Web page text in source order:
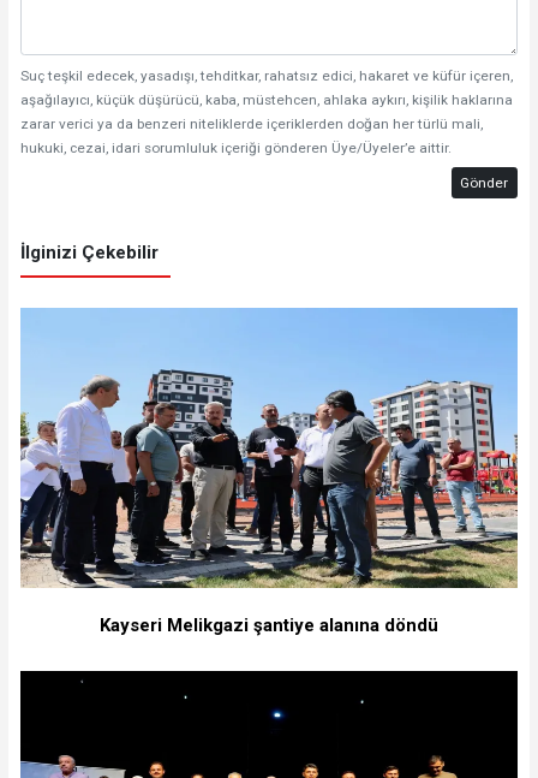
Suç teşkil edecek, yasadışı, tehditkar, rahatsız edici, hakaret ve küfür içeren,
aşağılayıcı, küçük düşürücü, kaba, müstehcen, ahlaka aykırı, kişilik haklarına
zarar verici ya da benzeri niteliklerde içeriklerden doğan her türlü mali,
hukuki, cezai, idari sorumluluk içeriği gönderen Üye/Üyeler’e aittir.
Gönder
İlginizi Çekebilir
Kayseri Melikgazi şantiye alanına döndü